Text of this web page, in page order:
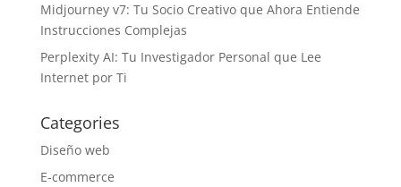
Midjourney v7: Tu Socio Creativo que Ahora Entiende
Instrucciones Complejas
Perplexity AI: Tu Investigador Personal que Lee
Internet por Ti
Categories
Diseño web
E-commerce